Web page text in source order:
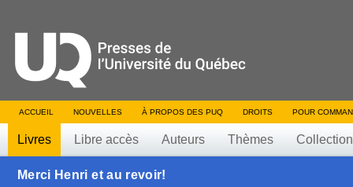
ACCUEIL NOUVELLES À PROPOS DES PUQ DROITS POUR
Livres Libre accès Auteurs Thèmes
Merci Henri et au revoir!